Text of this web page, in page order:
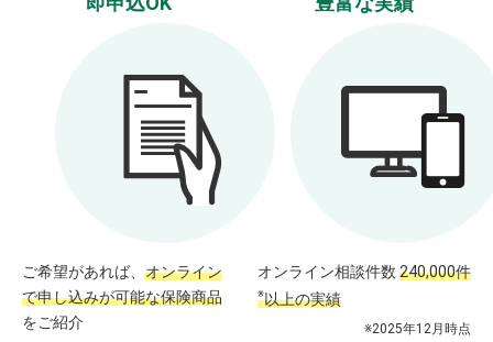
ご希望があれば、 オンライン
で申し込みが可能な保険商品
をご紹介
オンライン相談件数 240,000件
※以上の実績
※2025年12月時点